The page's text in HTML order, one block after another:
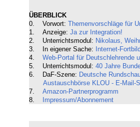
ÜBERBLICK
0. Vorwort: Themenvorschläge für
1. Anzeige: Ja zur Integration!
2. Unterrichtsmodul: Nikolaus,
3. In eigener Sache: Internet-
4. Web-Portal für Deutschlehrende
5. Unterrichtsmodul: 40 Jahre
6. DaF-Szene: Deutsche
Austauschbörse KLOU - E-Mail-
7. Amazon-Partnerprogramm
8. Impressum/Abonnement